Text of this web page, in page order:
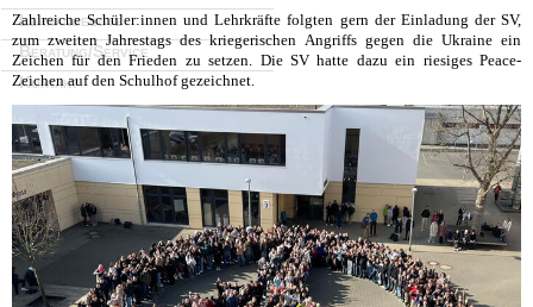
Lernangebote
Beratung/Service
Kontakt
Zahlreiche Schüler:innen und Lehrkräfte folgten gern der Einladung der SV,
zum zweiten Jahrestags des kriegerischen Angriffs gegen die Ukraine ein
Zeichen für den Frieden zu setzen. Die SV hatte dazu ein riesiges Peace-
Zeichen auf den Schulhof gezeichnet.